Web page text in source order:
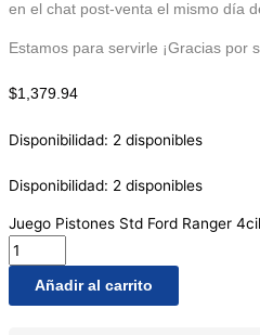
en el chat post-venta el mismo día
Estamos para servirle ¡Gracias por
$1,379.94
Disponibilidad: 2 disponibles
Disponibilidad: 2 disponibles
Juego Pistones Std Ford Ranger
Añadir al carrito